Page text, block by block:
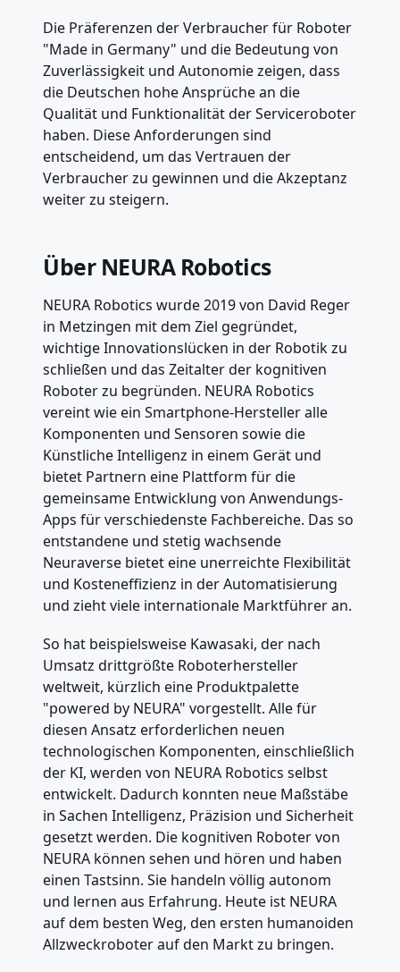
Die Präferenzen der Verbraucher für Roboter
"Made in Germany" und die Bedeutung von
Zuverlässigkeit und Autonomie zeigen, dass
die Deutschen hohe Ansprüche an die
Qualität und Funktionalität der Serviceroboter
haben. Diese Anforderungen sind
entscheidend, um das Vertrauen der
Verbraucher zu gewinnen und die Akzeptanz
weiter zu steigern.
Über NEURA Robotics
NEURA Robotics wurde 2019 von David Reger
in Metzingen mit dem Ziel gegründet,
wichtige Innovationslücken in der Robotik zu
schließen und das Zeitalter der kognitiven
Roboter zu begründen. NEURA Robotics
vereint wie ein Smartphone-Hersteller alle
Komponenten und Sensoren sowie die
Künstliche Intelligenz in einem Gerät und
bietet Partnern eine Plattform für die
gemeinsame Entwicklung von Anwendungs-
Apps für verschiedenste Fachbereiche. Das so
entstandene und stetig wachsende
Neuraverse bietet eine unerreichte Flexibilität
und Kosteneffizienz in der Automatisierung
und zieht viele internationale Marktführer an.
So hat beispielsweise Kawasaki, der nach
Umsatz drittgrößte Roboterhersteller
weltweit, kürzlich eine Produktpalette
"powered by NEURA" vorgestellt. Alle für
diesen Ansatz erforderlichen neuen
technologischen Komponenten, einschließlich
der KI, werden von NEURA Robotics selbst
entwickelt. Dadurch konnten neue Maßstäbe
in Sachen Intelligenz, Präzision und Sicherheit
gesetzt werden. Die kognitiven Roboter von
NEURA können sehen und hören und haben
einen Tastsinn. Sie handeln völlig autonom
und lernen aus Erfahrung. Heute ist NEURA
auf dem besten Weg, den ersten humanoiden
Allzweckroboter auf den Markt zu bringen.